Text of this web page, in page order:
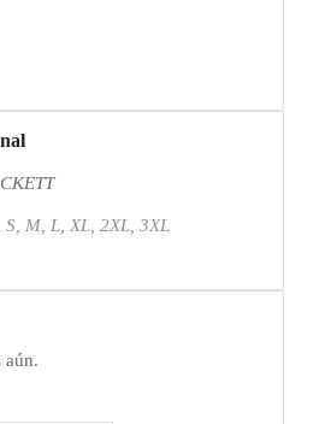
S, M, L, XL, 2XL, 3XL
aún.